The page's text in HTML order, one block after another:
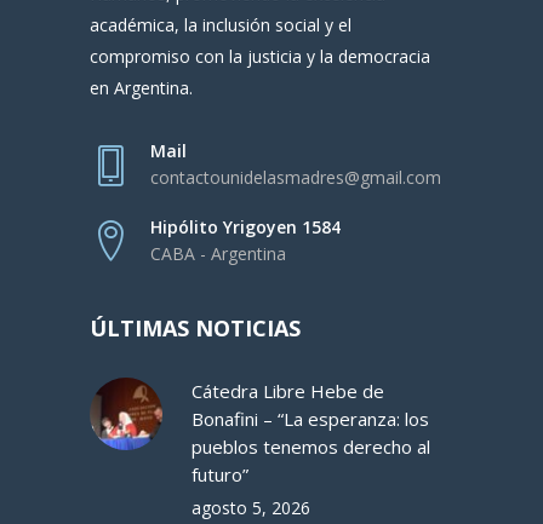
académica, la inclusión social y el
compromiso con la justicia y la democracia
en Argentina.
Mail
contactounidelasmadres@gmail.com
Hipólito Yrigoyen 1584
CABA - Argentina
ÚLTIMAS NOTICIAS
Cátedra Libre Hebe de
Bonafini – “La esperanza: los
pueblos tenemos derecho al
futuro”
agosto 5, 2026